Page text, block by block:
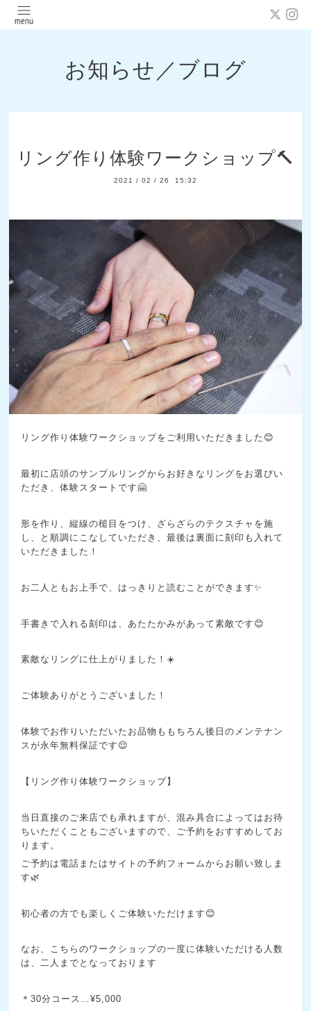
お知らせ／ブログ
リング作り体験ワークショップ🔨
2021 / 02 / 26 15:32
リング作り体験ワークショップをご利用いただきました😊
最初に店頭のサンプルリングからお好きなリングをお選びい
ただき、体験スタートです🤗
形を作り、縦線の槌目をつけ、ざらざらのテクスチャを施
し、と順調にこなしていただき、最後は裏面に刻印も入れて
いただきました！
お二人ともお上手で、はっきりと読むことができます✨
手書きで入れる刻印は、あたたかみがあって素敵です😊
素敵なリングに仕上がりました！☀️
ご体験ありがとうございました！
体験でお作りいただいたお品物ももちろん後日のメンテナン
スが永年無料保証です😌
【リング作り体験ワークショップ】
当日直接のご来店でも承れますが、混み具合によってはお待
ちいただくこともございますので、ご予約をおすすめしてお
ります。
ご予約は電話またはサイトの予約フォームからお願い致しま
す🌿
初心者の方でも楽しくご体験いただけます😊
なお、こちらのワークショップの一度に体験いただける人数
は、二人までとなっております
＊30分コース…¥5,000